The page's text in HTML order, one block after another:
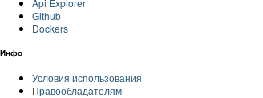
Github
Dockers
Инфо
Условия использования
Правообладателям